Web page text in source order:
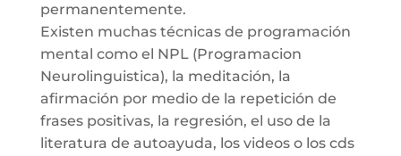
permanentemente.
Existen muchas técnicas de programación
mental como el NPL (Programacion
Neurolinguistica), la meditación, la
afirmación por medio de la repetición de
frases positivas, la regresión, el uso de la
literatura de autoayuda, los videos o los cds